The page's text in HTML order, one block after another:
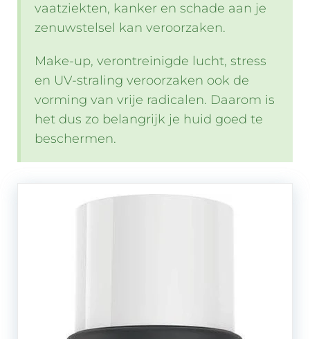
vaatziekten, kanker en schade aan je
zenuwstelsel kan veroorzaken.
Make-up, verontreinigde lucht, stress
en UV-straling veroorzaken ook de
vorming van vrije radicalen. Daarom is
het dus zo belangrijk je huid goed te
beschermen.